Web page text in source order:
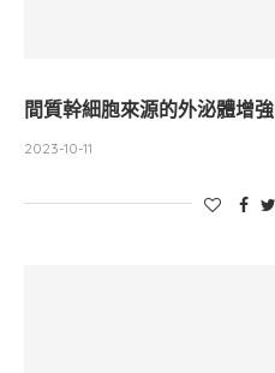
間質幹細胞來源的外泌體增
2023-10-11